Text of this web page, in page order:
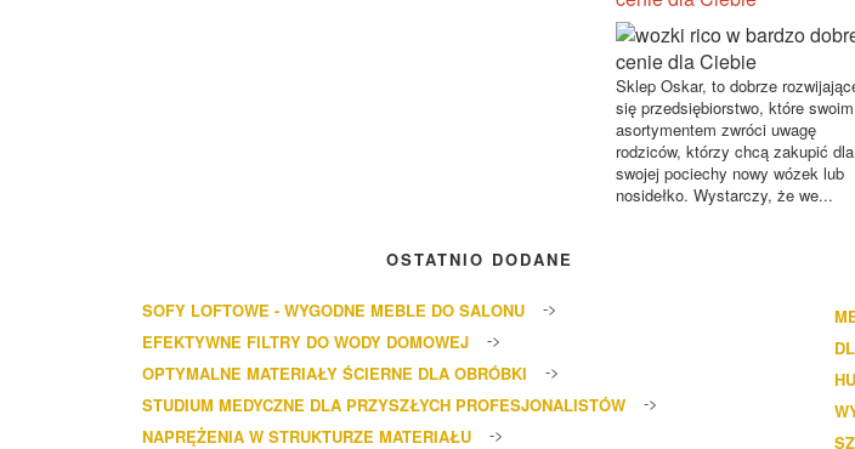
Sklep Oskar, to dobrze
się przedsiębiorstwo, które swoim
asortymentem zwróci uwagę
rodziców, którzy chcą zakupić dla
swojej pociechy nowy wózek lub
nosidełko. Wystarczy, że we...
OSTATNIO DODANE
SOFY LOFTOWE - WYGODNE MEBLE DO SALONU
EFEKTYWNE FILTRY DO WODY DOMOWEJ
OPTYMALNE MATERIAŁY ŚCIERNE DLA OBRÓBKI
STUDIUM MEDYCZNE DLA PRZYSZŁYCH PROFESJONALISTÓW
NAPRĘŻENIA W STRUKTURZE MATERIAŁU